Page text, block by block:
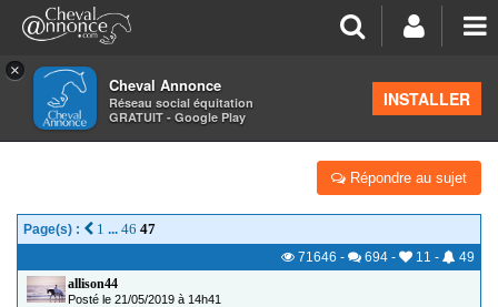
×
Cheval Annonce
Réseau social équitation
GRATUIT - Google Play
INSTALLER
>Vos photos et vidéos
DÉSERT, SLEEPY ET OURAGAN
Répondre au sujet
Page(s) : 1 ... 46 47
71646 - 694 - 11 -
49
allison44
Posté le 21/05/2019 à 14h41